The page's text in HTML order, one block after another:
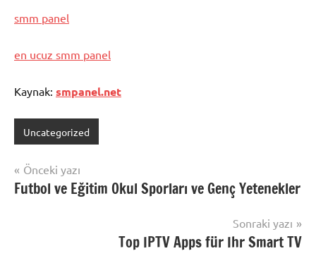
smm panel
en ucuz smm panel
Kaynak: smpanel.net
Uncategorized
Yazı
gezinmesi
Önceki yazı
Futbol ve Eğitim Okul Sporları ve Genç Yetenekler
Sonraki yazı
Top IPTV Apps für Ihr Smart TV